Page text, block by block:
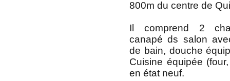
800m du centre de
Il comprend 2
canapé ds salon
de bain, douche
Cuisine équipée
en état neuf.